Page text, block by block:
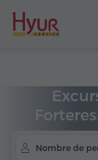
Nombre de